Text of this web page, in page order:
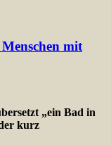
mit
„ein Bad in
kurz